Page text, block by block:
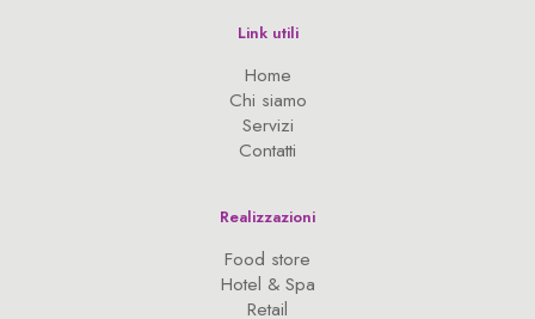
Link utili
Home
Chi siamo
Servizi
Contatti
Realizzazioni
Food store
Hotel & Spa
Retail